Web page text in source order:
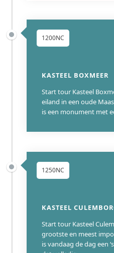
1200NC
KASTEEL BOXMEER
Start tour Kasteel
eiland in een oude
is een monument met
1250NC
KASTEEL
Start tour Kasteel
grootste en meest
is vandaag de dag een